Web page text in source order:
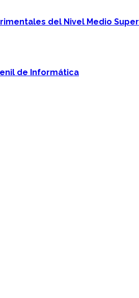
del Nivel Medio
de Informática